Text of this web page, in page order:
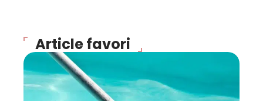
Article favori